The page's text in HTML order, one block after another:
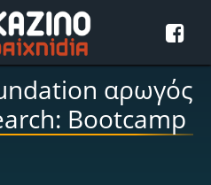
αρωγός
Bootcamp